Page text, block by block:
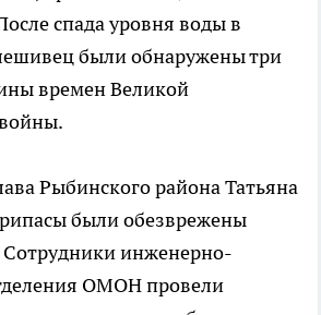
спада уровня воды в
были обнаружены три
времен Великой
Рыбинского района Татьяна
были обезврежены
Сотрудники инженерно-
ОМОН провели